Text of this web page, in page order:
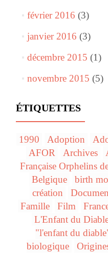
février 2016 (3)
janvier 2016 (3)
décembre 2015 (1)
novembre 2015 (5)
ÉTIQUETTES
1990 Adoption
AFOR
Archives
Française Orphelins
Belgique
birth
création
Famille
Film
L'Enfant du
"l'enfant du
biologique